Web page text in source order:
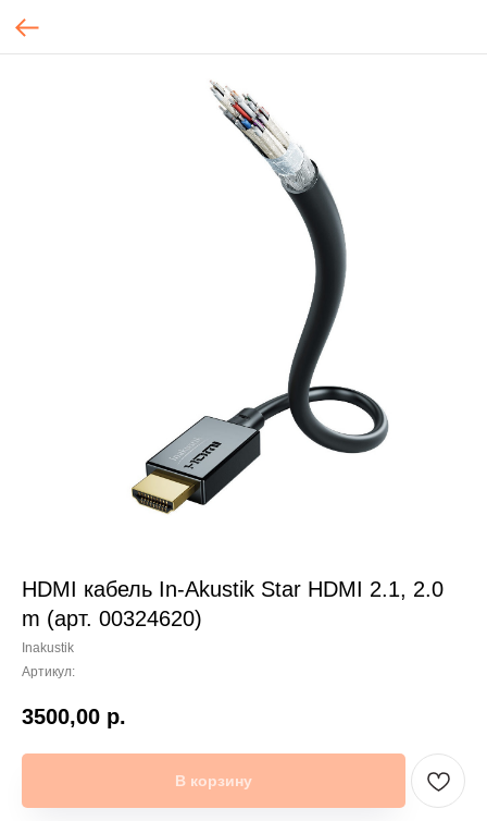
HDMI кабель In-Akustik Star HDMI 2.1, 2.0
m (арт. 00324620)
Inakustik
Артикул:
3500,00 р.
В корзину